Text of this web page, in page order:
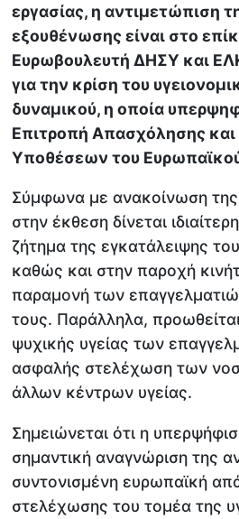
εργασίας, η αντιμετώπιση
εξουθένωσης είναι στο
Ευρωβουλευτή ΔΗΣΥ και
για την κρίση του
δυναμικού, η οποία
Επιτροπή Απασχόλησης
Υποθέσεων του
Σύμφωνα με ανακοίνωση
στην έκθεση δίνεται
ζήτημα της εγκατάλειψης
καθώς και στην παροχή
παραμονή των
τους. Παράλληλα,
ψυχικής υγείας των
ασφαλής στελέχωση των
άλλων κέντρων υγείας.
Σημειώνεται ότι η
σημαντική αναγνώριση της
συντονισμένη ευρωπαϊκή
στελέχωσης του τομέα της